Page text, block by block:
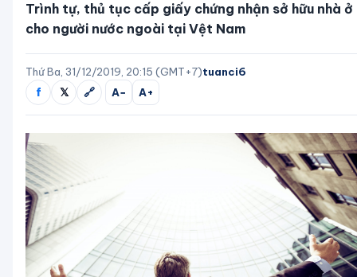
Trình tự, thủ tục cấp giấy chứng nhận sở hữu nhà ở
cho người nước ngoài tại Vệt Nam
Thứ Ba, 31/12/2019, 20:15 (GMT+7)tuanci6
f 𝕏 🔗 A− A+